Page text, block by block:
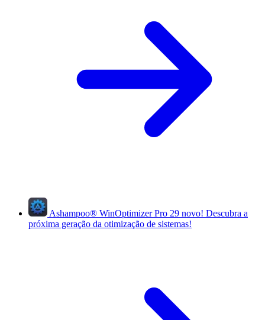
Ashampoo® WinOptimizer Pro 29 novo! Descubra a
próxima geração da otimização de sistemas!